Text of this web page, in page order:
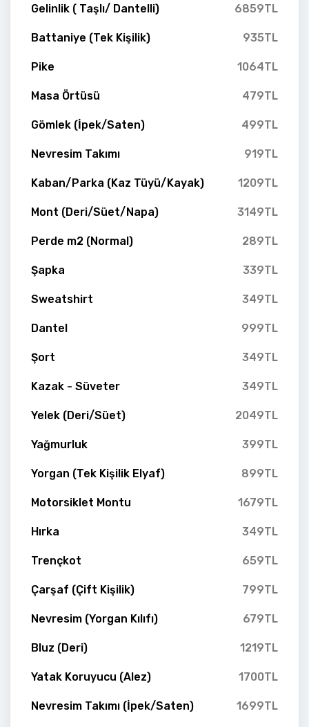
Gelinlik ( Taşlı/ Dantelli) 6859TL
Battaniye (Tek Kişilik) 935TL
Pike 1064TL
Masa Örtüsü 479TL
Gömlek (İpek/Saten) 499TL
Nevresim Takımı 919TL
Kaban/Parka (Kaz Tüyü/Kayak) 1209TL
Mont (Deri/Süet/Napa) 3149TL
Perde m2 (Normal) 289TL
Şapka 339TL
Sweatshirt 349TL
Dantel 999TL
Şort 349TL
Kazak - Süveter 349TL
Yelek (Deri/Süet) 2049TL
Yağmurluk 399TL
Yorgan (Tek Kişilik Elyaf) 899TL
Motorsiklet Montu 1679TL
Hırka 349TL
Trençkot 659TL
Çarşaf (Çift Kişilik) 799TL
Nevresim (Yorgan Kılıfı) 679TL
Bluz (Deri) 1219TL
Yatak Koruyucu (Alez) 1700TL
Nevresim Takımı (İpek/Saten) 1699TL